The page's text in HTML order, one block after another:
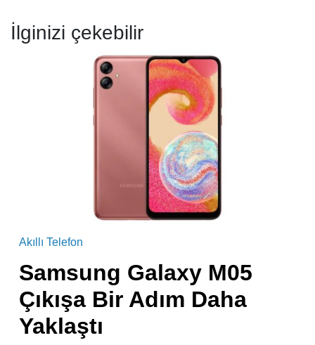
İlginizi çekebilir
Akıllı Telefon
Samsung Galaxy M05
Çıkışa Bir Adım Daha
Yaklaştı